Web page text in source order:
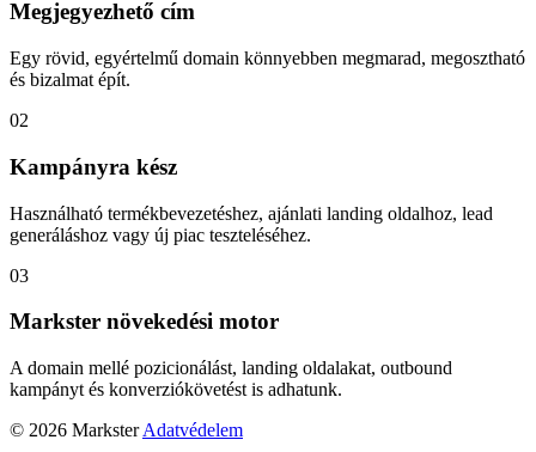
Megjegyezhető cím
Egy rövid, egyértelmű domain könnyebben megmarad, megosztható
és bizalmat épít.
02
Kampányra kész
Használható termékbevezetéshez, ajánlati landing oldalhoz, lead
generáláshoz vagy új piac teszteléséhez.
03
Markster növekedési motor
A domain mellé pozicionálást, landing oldalakat, outbound
kampányt és konverziókövetést is adhatunk.
© 2026 Markster Adatvédelem